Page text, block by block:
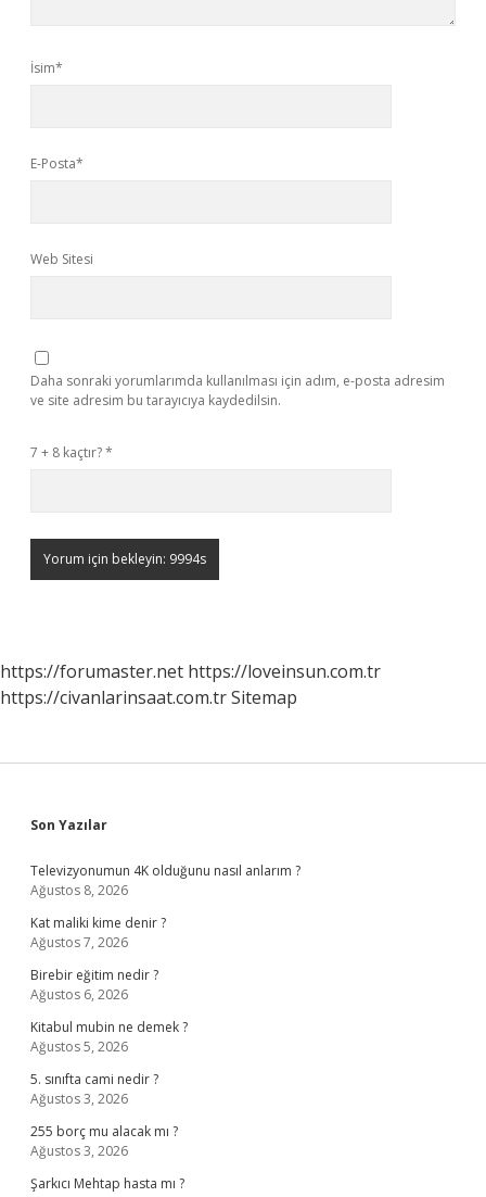
İsim*
E-Posta*
Web Sitesi
Daha sonraki yorumlarımda kullanılması için adım, e-posta adresim
ve site adresim bu tarayıcıya kaydedilsin.
7 + 8 kaçtır?*
https://forumaster.net https://loveinsun.com.tr
https://civanlarinsaat.com.trSitemap
Sidebar
Son Yazılar
Televizyonumun 4K olduğunu nasıl anlarım ?
Ağustos 8, 2026
Kat maliki kime denir ?
Ağustos 7, 2026
Birebir eğitim nedir ?
Ağustos 6, 2026
Kitabul mubin ne demek ?
Ağustos 5, 2026
5. sınıfta cami nedir ?
Ağustos 3, 2026
255 borç mu alacak mı ?
Ağustos 3, 2026
Şarkıcı Mehtap hasta mı ?